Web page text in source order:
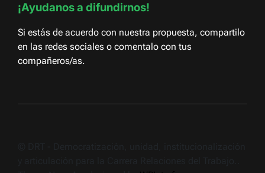
¡Ayudanos a difundirnos!
Si estás de acuerdo con nuestra propuesta, compartilo
en las redes sociales o comentalo con tus
compañeros/as.